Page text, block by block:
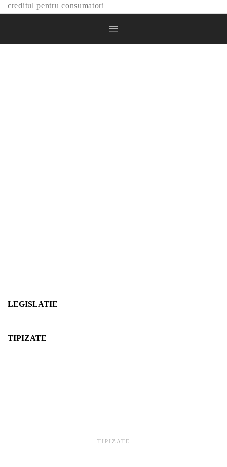
creditul pentru consumatori
LEGISLATIE
TIPIZATE
TIPIZATE